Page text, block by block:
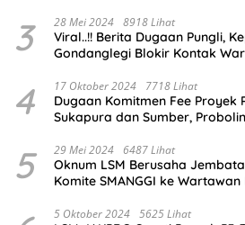
3 28 Mei 2024 8918 Lihat
Viral..!! Berita Dugaan Pungli,
Gondanglegi Blokir Kontak
4 17 Oktober 2024 7718 Lihat
Dugaan Komitmen Fee Proyek
Sukapura dan Sumber,
5 29 Mei 2024 6487 Lihat
Oknum LSM Berusaha
Komite SMANGGI ke
5 Oktober 2024 5625 Lihat